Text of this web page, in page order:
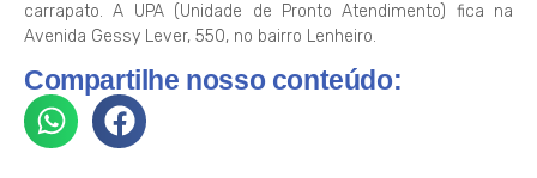
carrapato. A UPA (Unidade de Pronto Atendimento) fica na
Avenida Gessy Lever, 550, no bairro Lenheiro.
Compartilhe nosso conteúdo: